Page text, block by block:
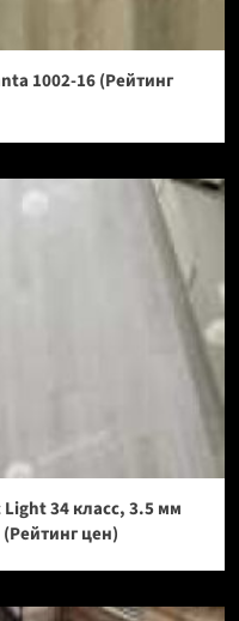
1002-16 (Рейтинг
34 класс, 3.5 мм
цен)